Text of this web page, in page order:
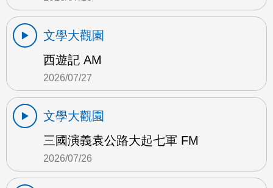
文學大觀園
西遊記 AM
2026/07/27
文學大觀園
三國演義袁公路大起七軍 FM
2026/07/26